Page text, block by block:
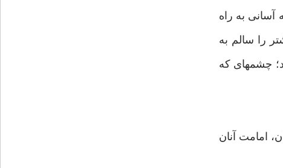
آسانى به راه
را سالم به
چشمه‏اى كه
امامت آنان